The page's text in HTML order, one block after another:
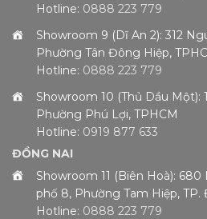
Hotline: 0888 223 779
Showroom 9 (Dĩ An 2): 312
Phường Tân Đông Hiệp,
Hotline: 0888 223 779
Showroom 10 (Thủ Dầu
Phường Phú Lợi, TPHCM
Hotline: 0919 877 633
ĐỒNG NAI
Showroom 11 (Biên Hoà): 680
phố 8, Phường Tam Hiệp, TP.
Hotline: 0888 223 779